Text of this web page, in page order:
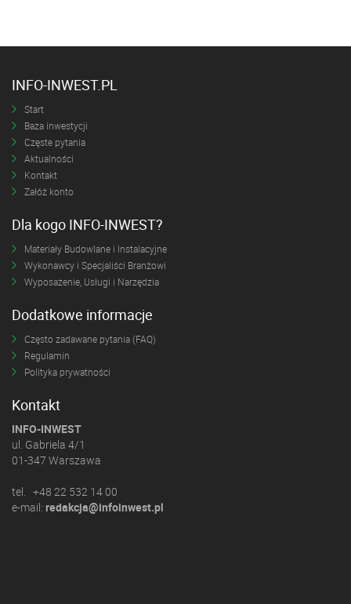
INFO-INWEST.PL
Start
Baza inwestycji
Częste pytania
Aktualności
Kontakt
Załóż konto
Dla kogo INFO-INWEST?
Materiały Budowlane i Instalacyjne
Wykonawcy i Specjaliści Branżowi
Wyposażenie, Usługi i Narzędzia
Dodatkowe informacje
Często zadawane pytania (FAQ)
Regulamin
Polityka prywatności
Kontakt
INFO-INWEST
ul. Gabriela 4/1
01-347 Warszawa
tel. +48 22 532 14 00
e-mail: redakcja@infoinwest.pl